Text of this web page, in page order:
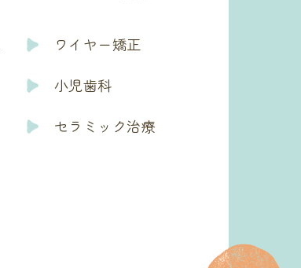
ワイヤー矯正
小児歯科
セラミック治療